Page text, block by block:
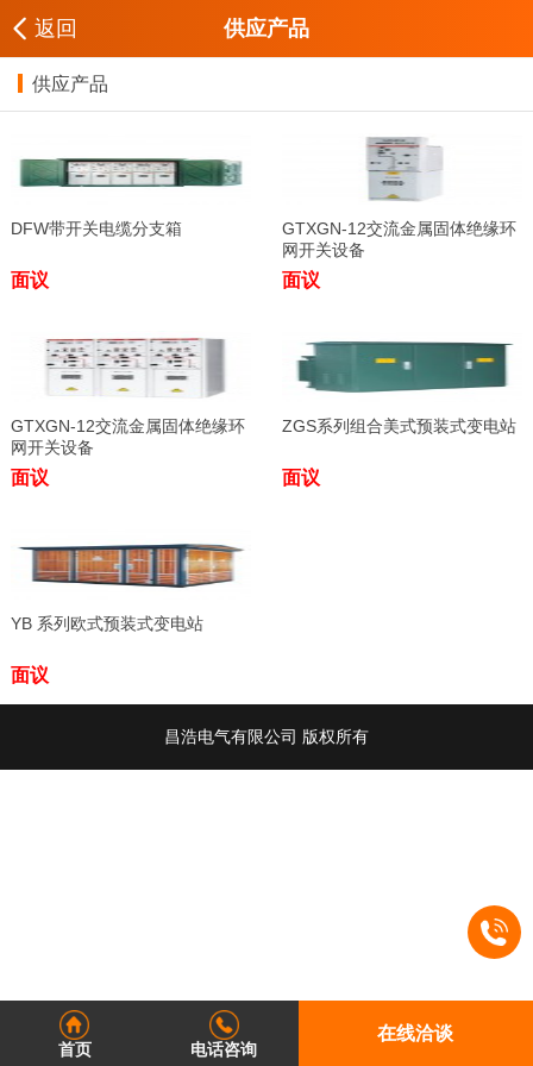
返回 供应产品
供应产品
DFW带开关电缆分支箱
面议
GTXGN-12交流金属固体绝缘环
网开关设备
面议
GTXGN-12交流金属固体绝缘环
网开关设备
面议
ZGS系列组合美式预装式变电站
面议
YB 系列欧式预装式变电站
面议
昌浩电气有限公司 版权所有
首页 电话咨询
在线洽谈